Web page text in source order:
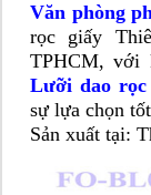
Văn phòng
rọc giấy
TPHCM, với
Lưỡi dao rọc
sự lựa chọn
Sản xuất tại: